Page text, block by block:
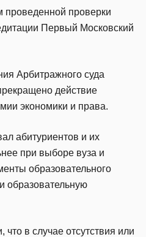
проведенной проверки
Первый Московский
Арбитражного суда
действие
экономики и права.
абитуриентов и их
при выборе вуза и
образовательного
образовательную
в случае отсутствия или